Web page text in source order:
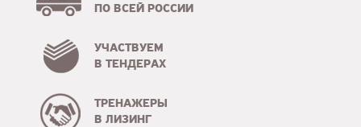
ПО ВСЕЙ РОССИИ
УЧАСТВУЕМ
В ТЕНДЕРАХ
ТРЕНАЖЕРЫ
В ЛИЗИНГ